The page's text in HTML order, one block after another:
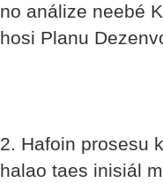
no análize neebé
hosi Planu
2. Hafoin prosesu
halao taes inisiál